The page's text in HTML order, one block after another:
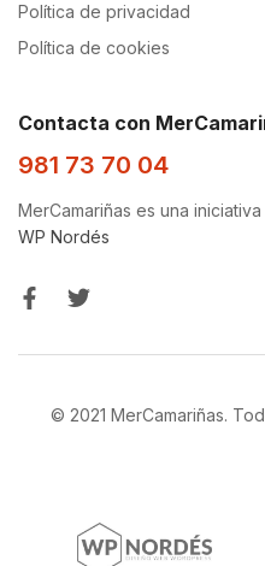
Política de privacidad
Política de cookies
Contacta con
981 73 70 04
MerCamariñas es una iniciativa
WP Nordés
© 2021 MerCamariñas.